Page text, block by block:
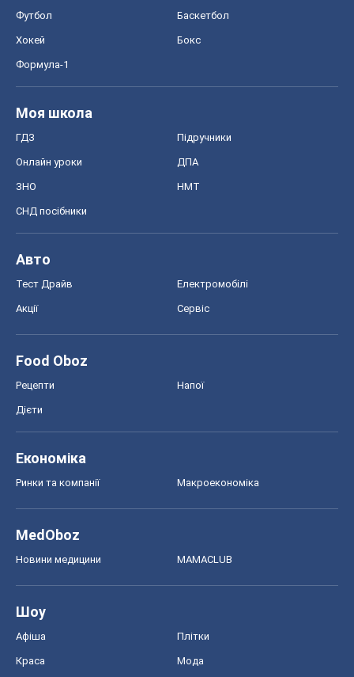
Футбол Баскетбол
Хокей Бокс
Формула-1
Моя школа
ГДЗ Підручники
Онлайн уроки ДПА
ЗНО НМТ
СНД посібники
Авто
Тест Драйв Електромобілі
Акції Сервіс
Food Oboz
Рецепти Напої
Дієти
Економіка
Ринки та компанії Макроекономіка
MedOboz
Новини медицини MAMACLUB
Шоу
Афіша Плітки
Краса Мода